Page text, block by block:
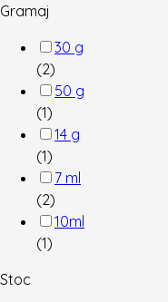
Gramaj
30 g
(2)
50 g
(1)
14 g
(1)
7 ml
(2)
10ml
(1)
Stoc